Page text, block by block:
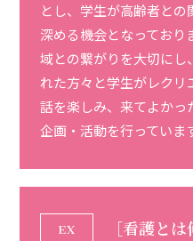
とし、学生が高齢者との
深める機会となっており
域との繋がりを大切にし
れた方々と学生がレク
話を楽しみ、来てよかっ
企画・活動を行っていま
［看護と